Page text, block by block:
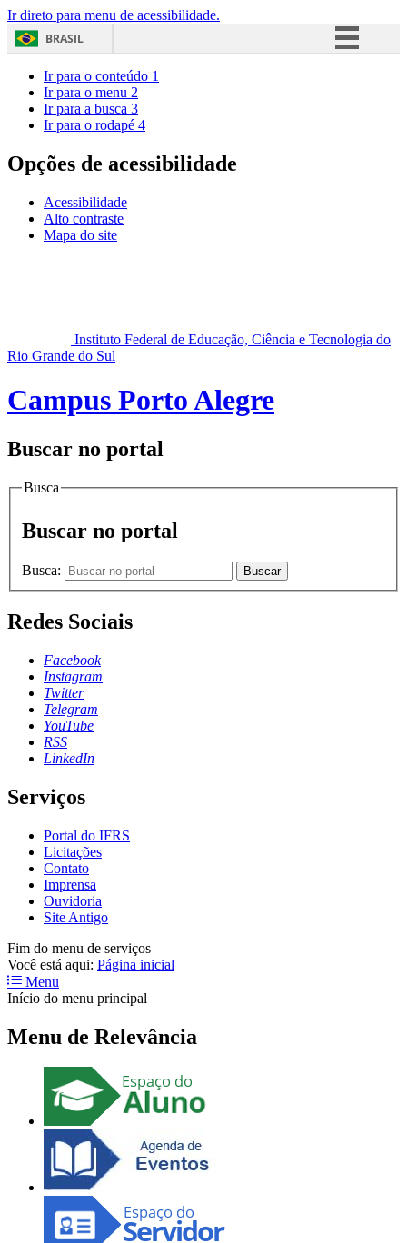
Ir direto para menu de acessibilidade.
BRASIL
Acesso à informação
Ir para o conteúdo 1
Ir para o menu 2
Ir para a busca 3
Ir para o rodapé 4
Opções de acessibilidade
Acessibilidade
Alto contraste
Mapa do site
Instituto Federal de Educação, Ciência e Tecnologia do
Rio Grande do Sul
Campus Porto Alegre
Buscar no portal
Busca
Buscar no portal
Busca: Buscar
Redes Sociais
Facebook
Instagram
Twitter
Telegram
YouTube
RSS
LinkedIn
Serviços
Portal do IFRS
Licitações
Contato
Imprensa
Ouvidoria
Site Antigo
Fim do menu de serviços
Você está aqui: Página inicial
Menu
Início do menu principal
Menu de Relevância